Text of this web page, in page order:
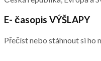
E- časopis VÝŠLAPY
Přečíst nebo stáhnout si ho